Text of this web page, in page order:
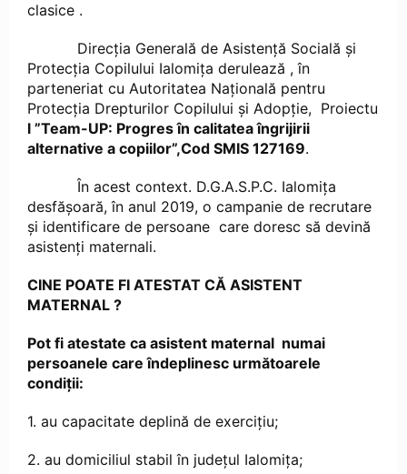
clasice .
Direcţia Generală de Asistenţă Socială şi
Protecţia Copilului Ialomiţa derulează , în
parteneriat cu Autoritatea Națională pentru
Protecția Drepturilor Copilului și Adopție, Proiectu
l ”Team-UP: Progres în calitatea îngrijirii
alternative a copiilor”,Cod SMIS 127169.
În acest context. D.G.A.S.P.C. Ialomița
desfășoară, în anul 2019, o campanie de recrutare
și identificare de persoane care doresc să devină
asistenți maternali.
CINE POATE FI ATESTAT CĂ ASISTENT
MATERNAL ?
Pot fi atestate ca asistent maternal numai
persoanele care îndeplinesc următoarele
condiţii:
1. au capacitate deplină de exerciţiu;
2. au domiciliul stabil în județul Ialomița;